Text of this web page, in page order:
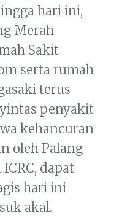
hari ini,
Merah
Sakit
serta rumah
terus
penyakit
kehancuran
oleh Palang
dapat
hari ini
akal.